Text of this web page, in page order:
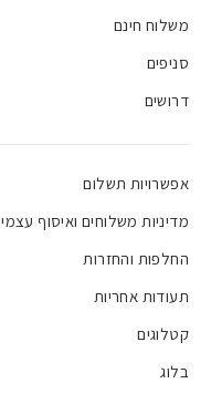
משלוח חינם
סניפים
דרושים
אפשרויות תשלום
מדיניות משלוחים ואיסוף עצמי
החלפות והחזרות
תעודות אחריות
קטלוגים
בלוג